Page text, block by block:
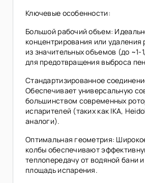
Ключевые особенности:
Большой рабочий объем:
концентрирования или удаления
из значительных объемов (до ~1-
для предотвращения выброса
Стандартизированное
Обеспечивает универсальную
большинством современных
испарителей (таких как IKA,
аналоги).
Оптимальная геометрия:
колбы обеспечивают
теплопередачу от водяной бани
площадь испарения.